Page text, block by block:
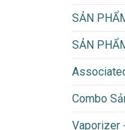
SẢN
SẢN
Combo
Vaporizer